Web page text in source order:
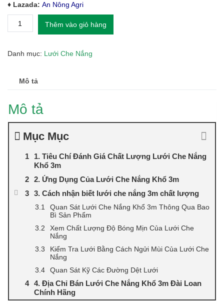
♦ Lazada: An Nông Agri
Lưới
Khổ
Sỉ,
lượng
Thêm vào giỏ hàng
Danh mục: Lưới Che Nắng
Mô tả
Mô tả
Mục Mục
1. Tiêu Chí Đánh Giá Chất Lượng Lưới Che Nắng
Khổ 3m
2. Ứng Dụng Của Lưới Che Nắng Khổ 3m
3. Cách nhận biết lưới che nắng 3m chất lượng
Quan Sát Lưới Che Nắng Khổ 3m Thông Qua Bao
Bì Sản Phẩm
Xem Chất Lượng Độ Bóng Mịn Của Lưới Che
Nắng
Kiểm Tra Lưới Bằng Cách Ngửi Mùi Của Lưới Che
Nắng
Quan Sát Kỹ Các Đường Dệt Lưới
4. Địa Chỉ Bán Lưới Che Nắng Khổ 3m Đài Loan
Chính Hãng